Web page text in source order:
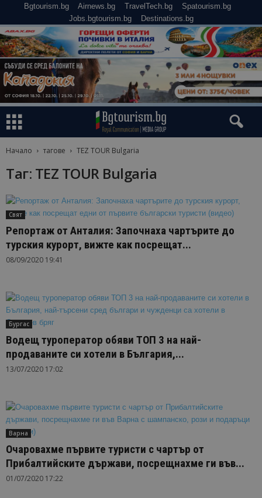
Bgtourism.bg Airnews.bg TravelTech.bg
Spatourism.bg
Jobs.bgtourism.bg
Destinations.bg
Начало тагове TEZ TOUR Bulgaria
Таг: TEZ TOUR Bulgaria
Свят
Репортаж от Анталия: Започнаха чартърите до
турския курорт, вижте как посрещат...
08/09/2020 19:41
Бургас
Водещ туроператор обяви ТОП 3 на най-
продаваните си хотели в България,...
13/07/2020 17:02
Варна
Очаровахме първите туристи с чартър от
Прибалтийските държави, посрещнахме ги във...
01/07/2020 17:22